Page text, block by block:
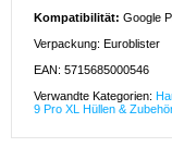
Kompatibilität: Google
Verpackung: Euroblister
EAN: 5715685000546
Verwandte Kategorien:
9 Pro XL Hüllen &